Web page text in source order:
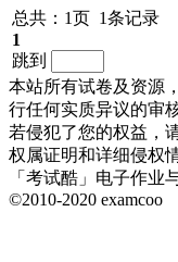
总共：1页 1条记录
1
跳到
本站所有试卷及资源
行任何实质异议的审
若侵犯了您的权益，
权属证明和详细侵权
「考试酷」电子作
©2010-2020 examcoo